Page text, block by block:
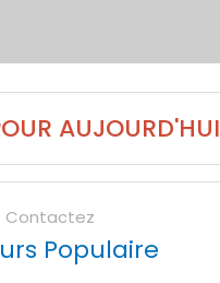
AUJOURD'HUI
Contactez
Populaire